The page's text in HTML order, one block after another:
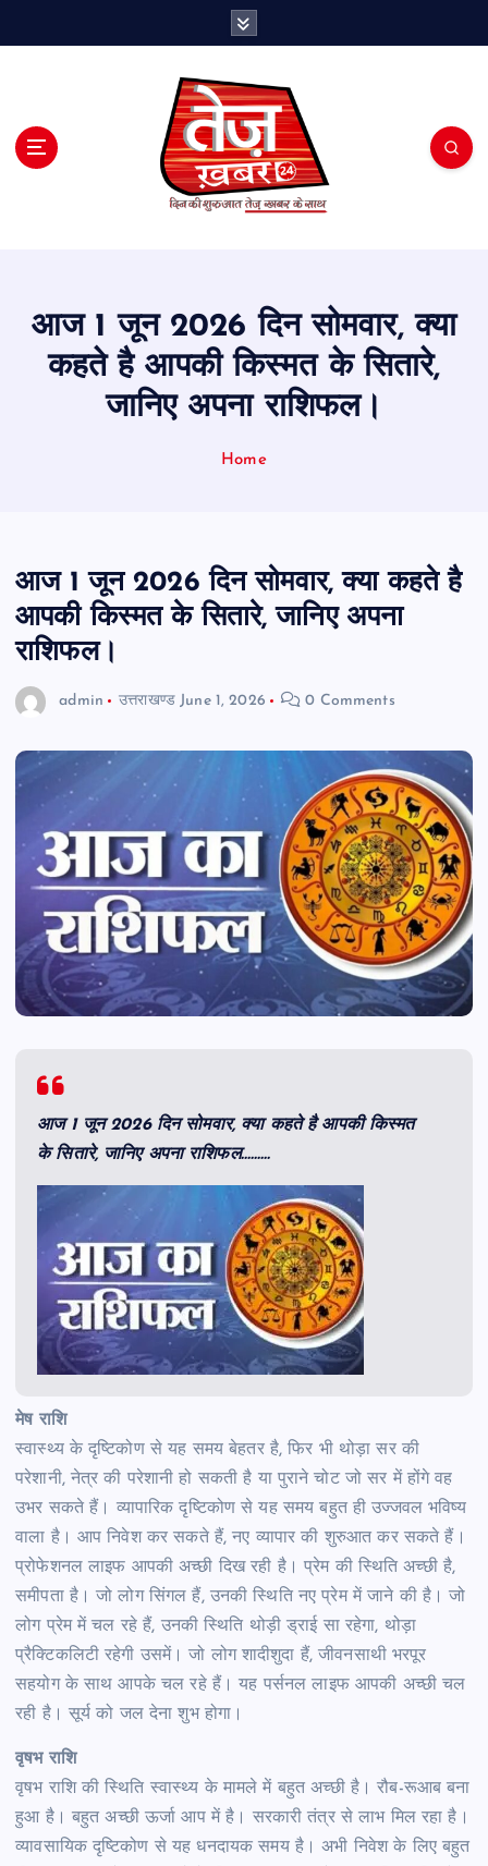
आज 1 जून 2026 दिन सोमवार, क्या
कहते है आपकी किस्मत के सितारे,
जानिए अपना राशिफल।
Home
आज 1 जून 2026 दिन सोमवार, क्या कहते है
आपकी किस्मत के सितारे, जानिए अपना
राशिफल।
admin उत्तराखण्ड June 1, 2026 0 Comments
आज 1 जून 2026 दिन सोमवार, क्या कहते है आपकी किस्मत
के सितारे, जानिए अपना राशिफल………
मेष राशि
स्वास्थ्य के दृष्टिकोण से यह समय बेहतर है, फिर भी थोड़ा सर की
परेशानी, नेत्र की परेशानी हो सकती है या पुराने चोट जो सर में होंगे वह
उभर सकते हैं। व्यापारिक दृष्टिकोण से यह समय बहुत ही उज्जवल भविष्य
वाला है। आप निवेश कर सकते हैं, नए व्यापार की शुरुआत कर सकते हैं।
प्रोफेशनल लाइफ आपकी अच्छी दिख रही है। प्रेम की स्थिति अच्छी है,
समीपता है। जो लोग सिंगल हैं, उनकी स्थिति नए प्रेम में जाने की है। जो
लोग प्रेम में चल रहे हैं, उनकी स्थिति थोड़ी ड्राई सा रहेगा, थोड़ा
प्रैक्टिकलिटी रहेगी उसमें। जो लोग शादीशुदा हैं, जीवनसाथी भरपूर
सहयोग के साथ आपके चल रहे हैं। यह पर्सनल लाइफ आपकी अच्छी चल
रही है। सूर्य को जल देना शुभ होगा।
वृषभ राशि
वृषभ राशि की स्थिति स्वास्थ्य के मामले में बहुत अच्छी है। रौब-रूआब बना
हुआ है। बहुत अच्छी ऊर्जा आप में है। सरकारी तंत्र से लाभ मिल रहा है।
व्यावसायिक दृष्टिकोण से यह धनदायक समय है। अभी निवेश के लिए बहुत